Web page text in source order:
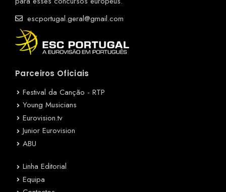
escportugal.geral@gmail.com
Parceiros Oficiais
Festival da Canção - RTP
Young Musicians
Eurovision.tv
Junior Eurovision
ABU
Linha Editorial
Equipa